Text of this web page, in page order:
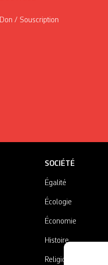
Don / Souscription
SOCIÉTÉ
Égalité
Écologie
Économie
Histoire
Religions